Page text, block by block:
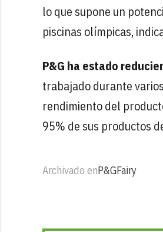
lo que supone un
piscinas olímpicas,
P&G ha estado
trabajado durante
rendimiento del
95% de sus productos
Archivado enP&GFairy